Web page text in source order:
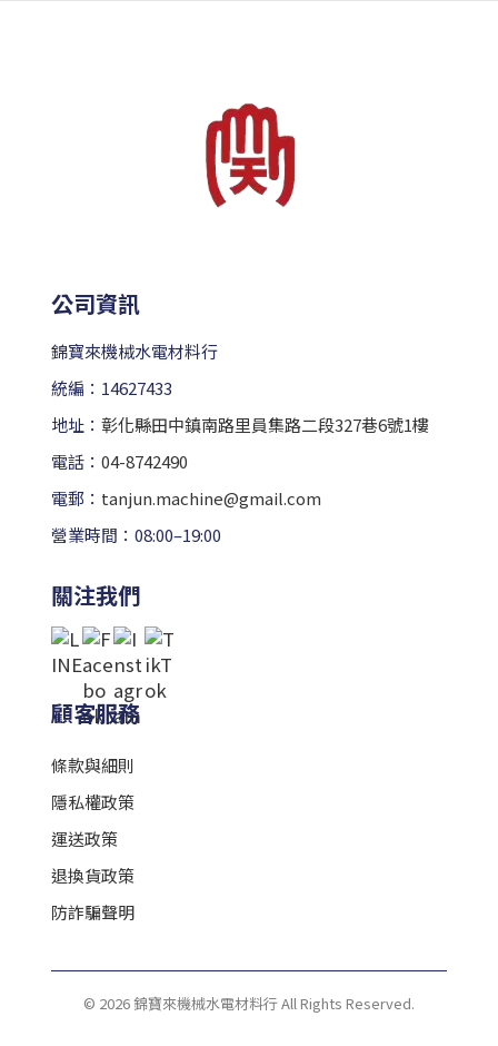
公司資訊
錦寶來機械水電材料行
統編：14627433
地址： 彰化縣田中鎮南路里員集路二段327巷6號1樓
電話： 04-8742490
電郵： tanjun.machine@gmail.com
營業時間：08:00–19:00
關注我們
顧客服務
條款與細則
隱私權政策
運送政策
退換貨政策
防詐騙聲明
© 2026 錦寶來機械水電材料行 All Rights Reserved.